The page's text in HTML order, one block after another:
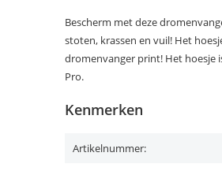
Bescherm met deze
stoten, krassen en vuil! Het
dromenvanger print! Het hoesje
Pro.
Kenmerken
Artikelnummer: